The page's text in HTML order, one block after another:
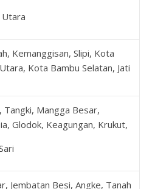
Kemanggisan, Slipi, Kota
Kota Bambu Selatan, Jati
Tangki, Mangga Besar,
Glodok, Keagungan, Krukut,
Jembatan Besi, Angke, Tanah